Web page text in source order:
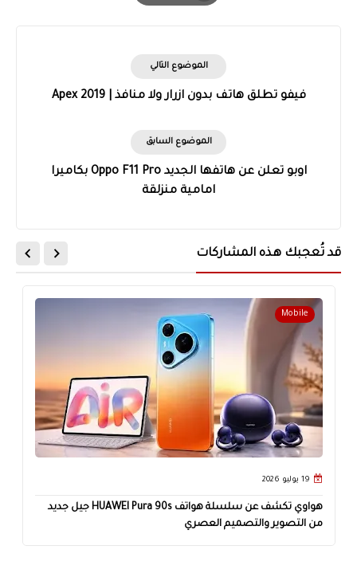
الموضوع التالي
فيفو تطلق هاتف بدون ازرار ولا منافذ | Apex 2019
الموضوع السابق
اوبو تعلن عن هاتفها الجديد Oppo F11 Pro بكاميرا
امامية منزلقة
قد تُعجبك هذه المشاركات
Mobile
19 يوليو 2026
هواوي تكشف عن سلسلة هواتف HUAWEI Pura 90s جيل جديد
من التصوير والتصميم العصري